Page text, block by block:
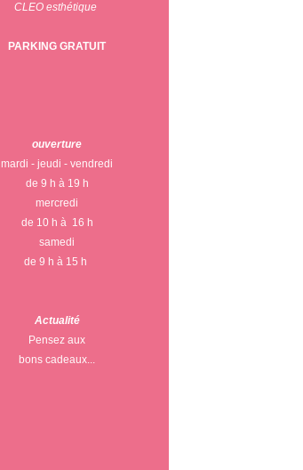
CLEO esthétique
PARKING GRATUIT
ouverture
mardi - jeudi - vendredi
de 9 h à 19 h
mercredi
de 10 h à 16 h
samedi
de 9 h à 15 h
Actualité
Pensez aux
bons cadeaux...